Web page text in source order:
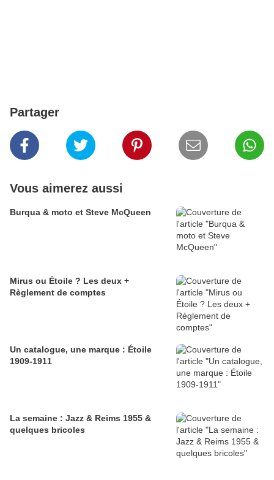
Partager
Vous aimerez aussi
Burqua & moto et Steve McQueen
Mirus ou Étoile ? Les deux +
Règlement de comptes
Un catalogue, une marque : Étoile
1909-1911
La semaine : Jazz & Reims 1955 &
quelques bricoles